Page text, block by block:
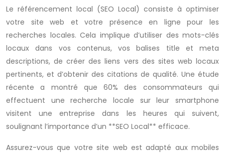
Le référencement local (SEO Local) consiste à optimiser
votre site web et votre présence en ligne pour les
recherches locales. Cela implique d’utiliser des mots-clés
locaux dans vos contenus, vos balises title et meta
descriptions, de créer des liens vers des sites web locaux
pertinents, et d’obtenir des citations de qualité. Une étude
récente a montré que 60% des consommateurs qui
effectuent une recherche locale sur leur smartphone
visitent une entreprise dans les heures qui suivent,
soulignant l’importance d’un **SEO Local** efficace.
Assurez-vous que votre site web est adapté aux mobiles